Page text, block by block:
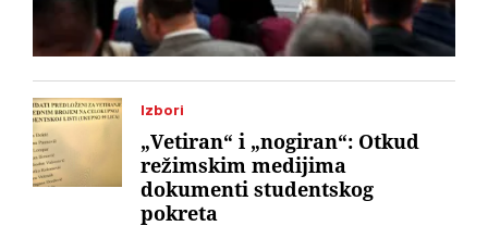
Izbori
„Vetiran“ i „nogiran“: Otkud
režimskim medijima
dokumenti studentskog
pokreta